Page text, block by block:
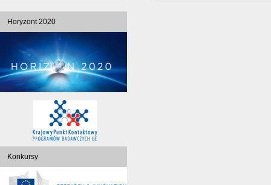
Horyzont 2020
Konkursy